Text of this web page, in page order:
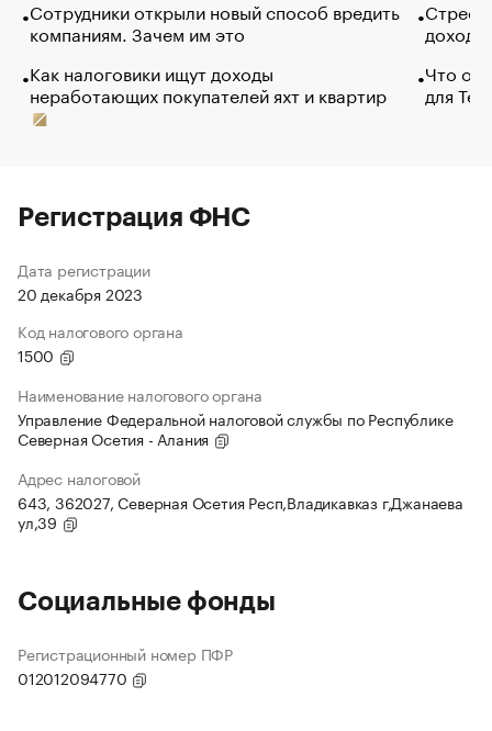
Сотрудники открыли новый способ вредить
компаниям. Зачем им это
Как налоговики ищут доходы
неработающих покупателей яхт и квартир
Что
для
Регистрация ФНС
Дата регистрации
20 декабря 2023
Код налогового органа
1500
Наименование налогового органа
Управление Федеральной налоговой службы по Республике
Северная Осетия - Алания
Адрес налоговой
643, 362027, Северная Осетия Респ,Владикавказ г,Джанаева
ул,39
Социальные фонды
Регистрационный номер ПФР
012012094770